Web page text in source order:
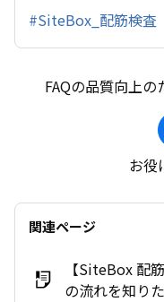
#SiteBox_配筋検査
お役
関連ページ
【SiteBox 配
の流れを知り